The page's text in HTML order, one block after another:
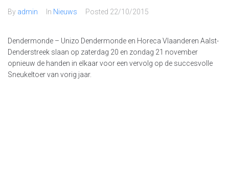
By admin In Nieuws Posted 22/10/2015
Dendermonde – Unizo Dendermonde en Horeca Vlaanderen Aalst-
Denderstreek slaan op zaterdag 20 en zondag 21 november
opnieuw de handen in elkaar voor een vervolg op de succesvolle
Sneukeltoer van vorig jaar.